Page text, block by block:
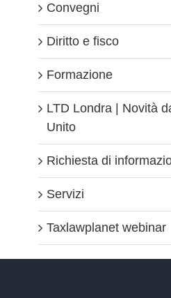
Convegni
Diritto e fisco
Formazione
LTD Londra | Novità
Unito
Richiesta di
Servizi
Taxlawplanet webinar